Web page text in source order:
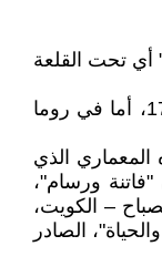
وذلك في العام (1554) في منطقة "تاهتا قلعة" أي تحت القلعة
ومن المقاهي التي تختزنها ذاكرتي هو "مقهى فلوريان" في مدينة فينيسيا (البندقية)، وكنت حريصًا على الجلوس فيه عند كلّ زيارة للمدينة، وقد أُنشئ في العام 1720، أما في روما
ويتميّز بطرازه المعماري الذي
كتب عنه قصيدة بعنوان "فاتنة ورسام"،
– الكويت،
الصادر